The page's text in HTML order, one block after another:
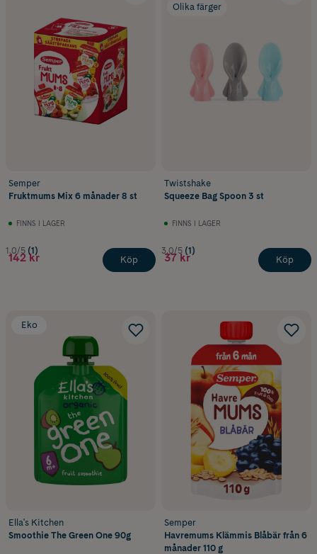
Semper
Fruktmums Mix 6 månader 8 st
FINNS I LAGER
1.0/5 (1)
142 kr Köp
Olika färger
Twistshake
Squeeze Bag Spoon 3 st
FINNS I LAGER
3.0/5 (1)
37 kr Köp
Eko
Ella's Kitchen
Smoothie The Green One 90g
Semper
Havremums Klämmis Blåbär från 6
månader 110 g